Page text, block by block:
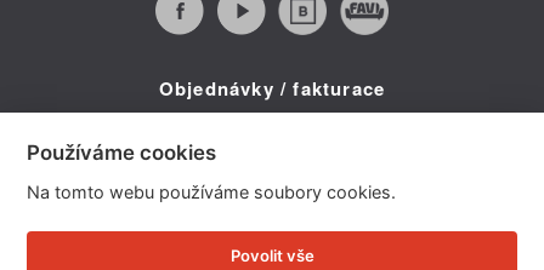
Objednávky / fakturace
Telefon: +420 734 322 587
E-mail: info@novaline.cz
Používáme cookies
Na tomto webu používáme soubory cookies.
Povolit vše